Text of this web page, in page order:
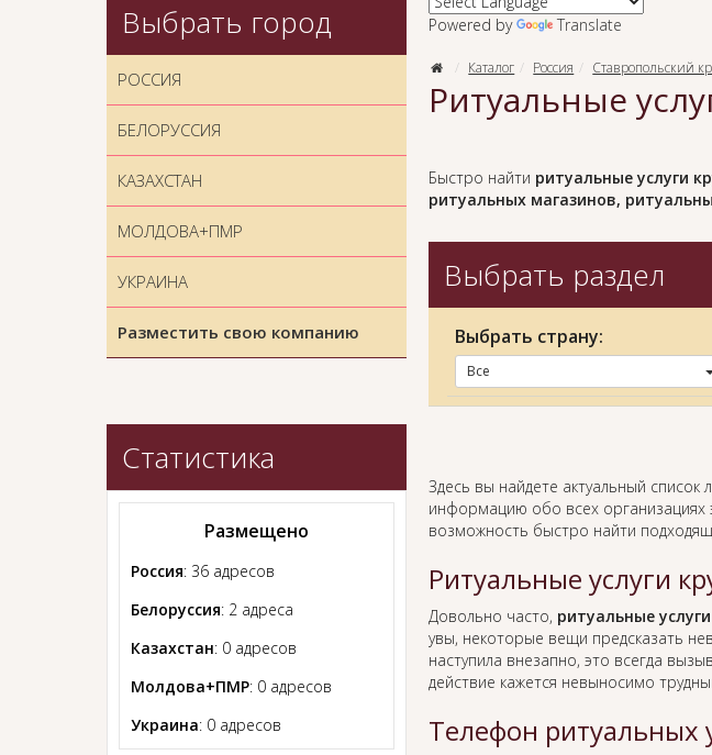
Powered by Translate
Каталог Россия Ставропольский
Ритуальные
Быстро найти ритуальные услуги
ритуальных магазинов,
Выбрать раздел
Выбрать страну:
Все
Здесь вы найдете актуальный
информацию обо всех организациях
возможность быстро найти
Ритуальные услуги
Довольно часто, ритуальные
увы, некоторые вещи предсказать
наступила внезапно, это всегда
действие кажется невыносимо
Телефон ритуальных
Выбрать город
РОССИЯ
БЕЛОРУССИЯ
КАЗАХСТАН
МОЛДОВА+ПМР
УКРАИНА
Разместить свою компанию
Статистика
Размещено
Россия: 36 адресов
Белоруссия: 2 адреса
Казахстан: 0 адресов
Молдова+ПМР: 0 адресов
Украина: 0 адресов